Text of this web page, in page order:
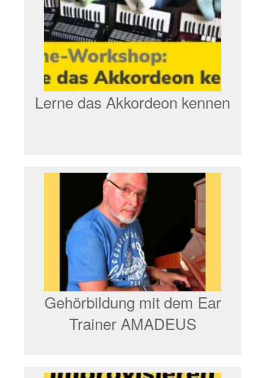
Lerne das Akkordeon kennen
Gehörbildung mit dem Ear
Trainer AMADEUS